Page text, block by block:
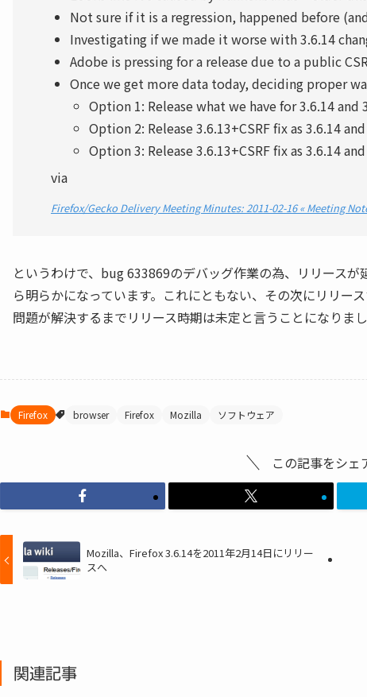
Not sure if it is a regression, happened before
Investigating if we made it worse with 3.6.14
Adobe is pressing for a release due to a public
Once we get more data today, deciding proper
Option 1: Release what we have for 3.6.14 and
Option 2: Release 3.6.13+CSRF fix as 3.6.14
Option 3: Release 3.6.13+CSRF fix as 3.6.14
via
Firefox/Gecko Delivery Meeting Minutes: 2011-02-16 « Meeting
というわけで、bug 633869のデバッグ作業の為、リリース
ら明らかになっています。これにともない、その次にリリー
問題が解決するまでリリース時期は未定と言うことになりまし
Firefox browser Firefox Mozilla ソフトウェア
この記事をシェ
Mozilla、Firefox 3.6.14を2011年2月14日にリリー
スへ
関連記事